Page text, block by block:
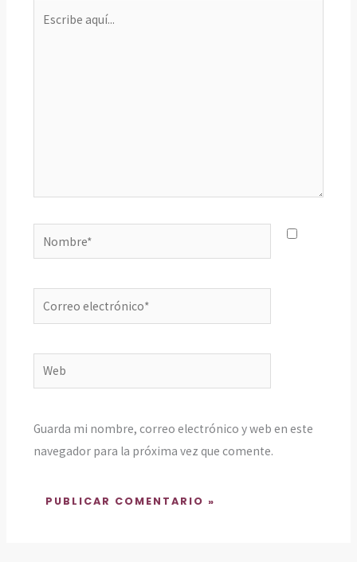
Nombre*
Correo
electrónico*
Web
Guarda mi nombre, correo electrónico y web en este
navegador para la próxima vez que comente.